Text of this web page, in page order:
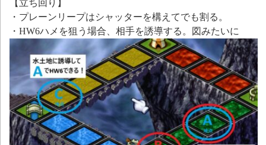
【立ち回り】
・プレーンリープはシャッターを構えてでも割る。
・HW6ハメを狙う場合、相手を誘導する。図みたいに